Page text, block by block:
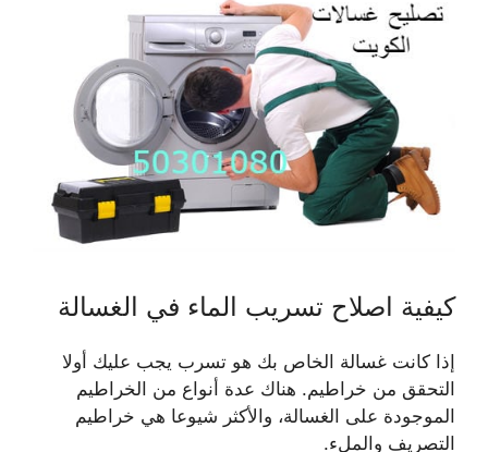
كيفية اصلاح تسريب الماء في الغسالة
إذا كانت غسالة الخاص بك هو تسرب يجب عليك أولا
التحقق من خراطيم. هناك عدة أنواع من الخراطيم
الموجودة على الغسالة، والأكثر شيوعا هي خراطيم
التصريف والملء.